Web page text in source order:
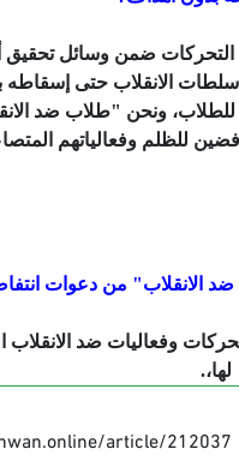
ضمن وسائل تحقيق
الانقلاب حتى إسقاطه
للطلاب، ونحن "طلاب ضد
للظلم وفعالياتهم
من دعوات انتفاضة 28
وفعاليات ضد الانقلاب
article/212037